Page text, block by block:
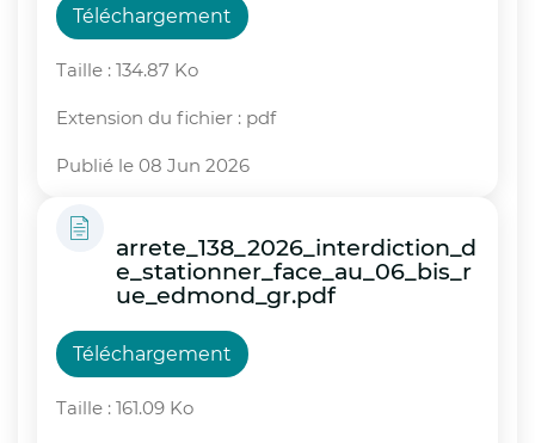
Téléchargement
Taille : 134.87 Ko
Extension du fichier : pdf
Publié le 08 Jun 2026
arrete_138_2026_interdiction_d
e_stationner_face_au_06_bis_r
ue_edmond_gr.pdf
Téléchargement
Taille : 161.09 Ko